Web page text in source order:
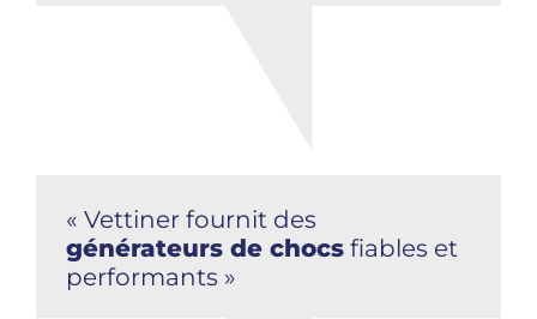
« Vettiner fournit des
générateurs de chocs fiables et
performants »